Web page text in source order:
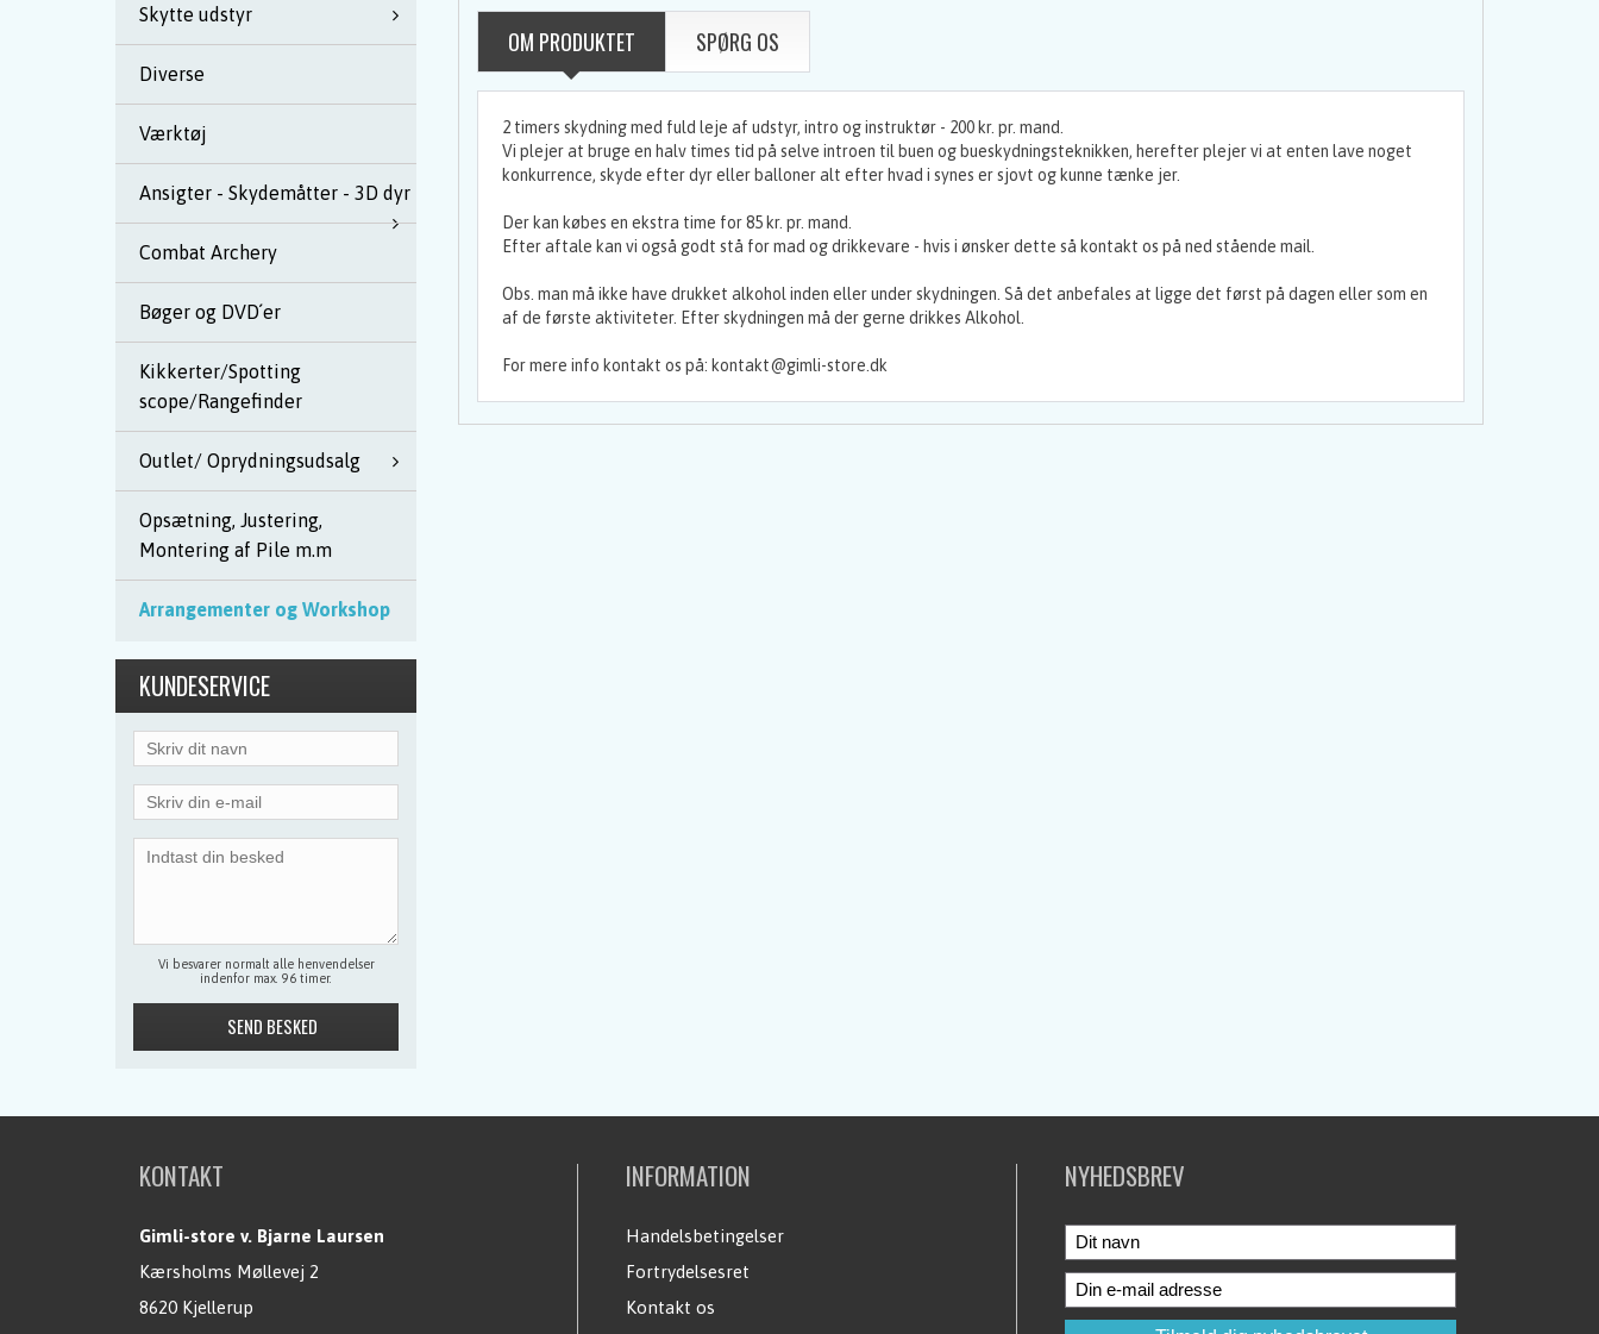
Skytte udstyr
Diverse
Værktøj
Ansigter - Skydemåtter - 3D dyr
Combat Archery
Bøger og DVD´er
Kikkerter/Spotting
scope/Rangefinder
Outlet/ Oprydningsudsalg
Opsætning, Justering,
Montering af Pile m.m
Arrangementer og Workshop
KUNDESERVICE
Vi besvarer normalt alle henvendelser
indenfor max. 96 timer.
OM PRODUKTET SPØRG OS
2 timers skydning med fuld leje af udstyr, intro og instruktør - 200 kr. pr. mand.
Vi plejer at bruge en halv times tid på selve introen til buen og bueskydningsteknikken, herefter plejer vi at enten lave noget
konkurrence, skyde efter dyr eller balloner alt efter hvad i synes er sjovt og kunne tænke jer.
Der kan købes en ekstra time for 85 kr. pr. mand.
Efter aftale kan vi også godt stå for mad og drikkevare - hvis i ønsker dette så kontakt os på ned stående mail.
Obs. man må ikke have drukket alkohol inden eller under skydningen. Så det anbefales at ligge det først på dagen eller som en
af de første aktiviteter. Efter skydningen må der gerne drikkes Alkohol.
For mere info kontakt os på: kontakt@gimli-store.dk
KONTAKT
Gimli-store v. Bjarne Laursen
Kærsholms Møllevej 2
8620 Kjellerup
INFORMATION
Handelsbetingelser
Fortrydelsesret
Kontakt os
NYHEDSBREV